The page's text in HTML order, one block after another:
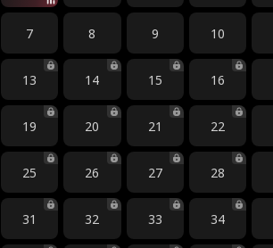
7 8 9 10
13 14 15 16
19 20 21 22
25 26 27 28
31 32 33 34